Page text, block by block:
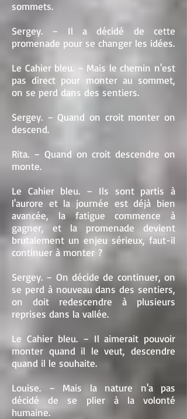
sommets.
Sergey. – Il a décidé de cette
promenade pour se changer les idées.
Le Cahier bleu. – Mais le chemin n'est
pas direct pour monter au sommet,
on se perd dans des sentiers.
Sergey. – Quand on croit monter on
descend.
Rita. – Quand on croit descendre on
monte.
Le Cahier bleu. – Ils sont partis à
l'aurore et la journée est déjà bien
avancée, la fatigue commence à
gagner, et la promenade devient
brutalement un enjeu sérieux, faut-il
continuer à monter ?
Sergey. – On décide de continuer, on
se perd à nouveau dans des sentiers,
on doit redescendre à plusieurs
reprises dans la vallée.
Le Cahier bleu. – Il aimerait pouvoir
monter quand il le veut, descendre
quand il le souhaite.
Louise. – Mais la nature n'a pas
décidé de se plier à la volonté
humaine.